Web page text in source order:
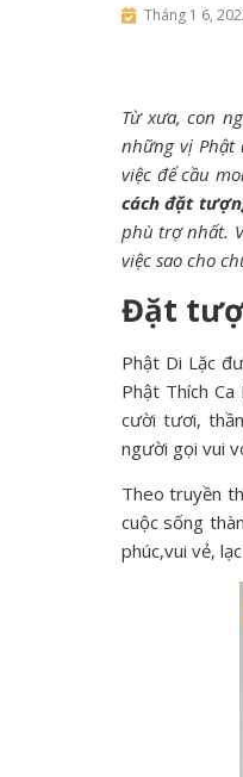
Tháng 1 6,
Từ xưa, con
những vị Phật
việc để cầu
cách đặt
phù trợ nhất.
việc sao cho
Đặt
Phật Di Lặc
Phật Thích
cười tươi,
người gọi vui
Theo truyền
cuộc sống
phúc,vui vẻ,